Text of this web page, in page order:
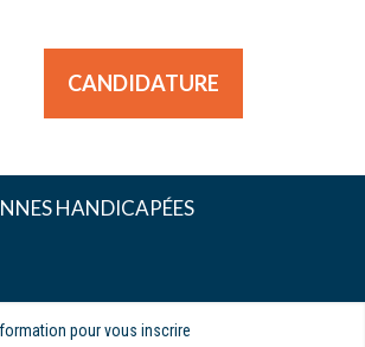
CANDIDATURE
HANDICAPÉES
formation pour vous inscrire